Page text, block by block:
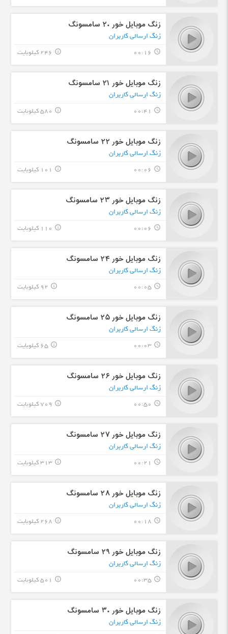
زنگ موبایل خور ۲۰ سامسونگ
زنگ ارسالی کاربران
query_builder
00:16 246 کیلوبایت info_outline
زنگ موبایل خور ۲١ سامسونگ
زنگ ارسالی کاربران
query_builder
00:41 580 کیلوبایت info_outline
زنگ موبایل خور ۲٢ سامسونگ
زنگ ارسالی کاربران
query_builder
00:06 101 کیلوبایت info_outline
زنگ موبایل خور ۲٣ سامسونگ
زنگ ارسالی کاربران
query_builder
00:06 110 کیلوبایت info_outline
زنگ موبایل خور ۲۴ سامسونگ
زنگ ارسالی کاربران
query_builder
00:05 92 کیلوبایت info_outline
زنگ موبایل خور ۲۵ سامسونگ
زنگ ارسالی کاربران
query_builder
00:03 65 کیلوبایت info_outline
زنگ موبایل خور ۲۶ سامسونگ
زنگ ارسالی کاربران
query_builder
00:50 709 کیلوبایت info_outline
زنگ موبایل خور ۲٧ سامسونگ
زنگ ارسالی کاربران
query_builder
00:21 313 کیلوبایت info_outline
زنگ موبایل خور ۲٨ سامسونگ
زنگ ارسالی کاربران
query_builder
00:18 268 کیلوبایت info_outline
زنگ موبایل خور ۲٩ سامسونگ
زنگ ارسالی کاربران
query_builder
00:35 501 کیلوبایت info_outline
زنگ موبایل خور ۳۰ سامسونگ
زنگ ارسالی کاربران